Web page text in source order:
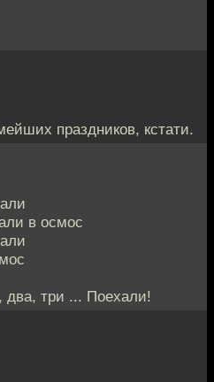
праздников, кстати.
в осмос
два, три ... Поехали!